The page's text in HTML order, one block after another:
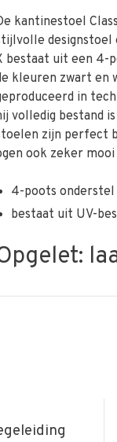
kantinestoel
designstoel
bestaat uit een 4-
kleuren zwart en
in
volledig bestand
zijn perfect
ook zeker
4-poots onderstel
bestaat uit UV-